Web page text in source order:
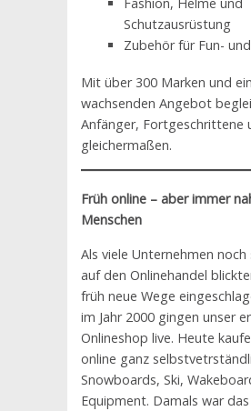
Schutzausrüstung
Zubehör für Fun-
Mit über 300 Marken und
wachsenden Angebot
Anfänger, Fortgeschrittene
gleichermaßen.
Früh online – aber immer
Menschen
Als viele Unternehmen noch
auf den Onlinehandel
früh neue Wege
im Jahr 2000 gingen unser
Onlineshop live. Heute
online ganz
Snowboards, Ski,
Equipment. Damals war